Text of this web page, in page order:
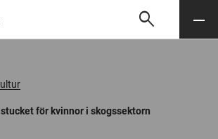
Söksearch Meny
för kvinnor i skogssektorn